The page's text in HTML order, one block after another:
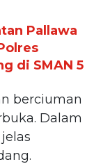
Pallawa
di SMAN 5
berciuman
Dalam